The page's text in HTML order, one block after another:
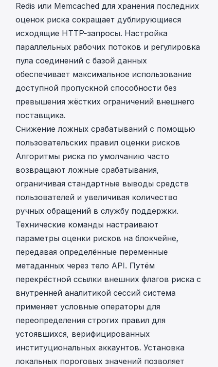
Redis или Memcached для хранения последних
оценок риска сокращает дублирующиеся
исходящие HTTP-запросы. Настройка
параллельных рабочих потоков и регулировка
пула соединений с базой данных
обеспечивает максимальное использование
доступной пропускной способности без
превышения жёстких ограничений внешнего
поставщика.
Снижение ложных срабатываний с помощью
пользовательских правил оценки рисков
Алгоритмы риска по умолчанию часто
возвращают ложные срабатывания,
ограничивая стандартные выводы средств
пользователей и увеличивая количество
ручных обращений в службу поддержки.
Технические команды настраивают
параметры оценки рисков на блокчейне,
передавая определённые переменные
метаданных через тело API. Путём
перекрёстной ссылки внешних флагов риска с
внутренней аналитикой сессий система
применяет условные операторы для
переопределения строгих правил для
устоявшихся, верифицированных
институциональных аккаунтов. Установка
локальных пороговых значений позволяет